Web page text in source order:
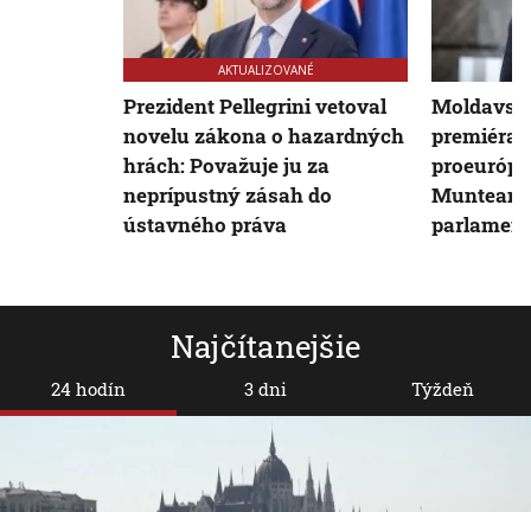
Najčítanejšie
24 hodín 3 dni Týždeň
AKTUALIZOVANÉ
Prezident Pellegrini vetoval
novelu zákona o hazardných
hrách: Považuje ju za
neprípustný zásah do
ústavného práva
premiéra.
parlament